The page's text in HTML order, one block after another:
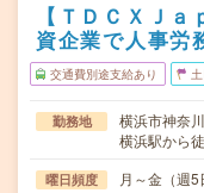
【ＴＤＣＸＪ
資企業で人事労
交通費別途支給あり
勤務地
横浜市神奈
横浜駅から
曜日頻度 月～金（週